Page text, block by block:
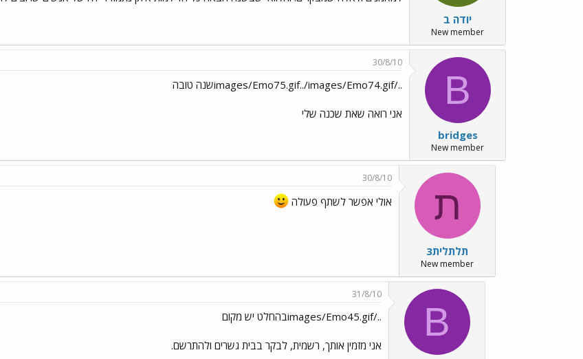
יודה ב
New member
B
bridges
New member
30/8/10
../images/Emo75.gif../images/Emo74.gifשנה טובה
אני רואה שאת שכנה שלי
ת
תלתלית3
New member
30/8/10
אולי אפשר לשתף פעולה
B
31/8/10
../images/Emo45.gifבהחלט יש מקום
אני מזמין אותך, רשמית, לבקר בבית גשרים ולהתרשם.